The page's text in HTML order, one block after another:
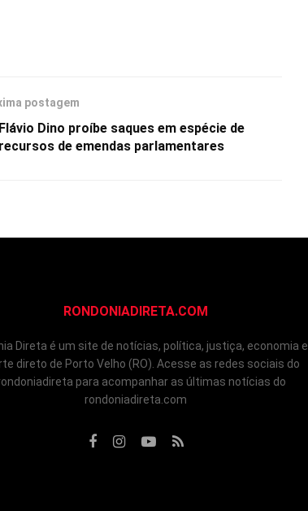
postagem
Flávio Dino proíbe saques em espécie de
recursos de emendas parlamentares
RONDONIADIRETA.COM
Direta é um site de notícias, política, justiça, economia e
direto de Porto Velho (RO). Acesse as redes sociais do
para acompanhar as últimas notícias do
rondoniadireta.com